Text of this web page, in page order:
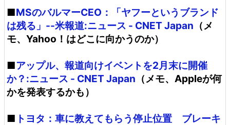
■MSのバルマーCEO：「ヤフーというブランド
は残る」--米報道:ニュース - CNET Japan （メ
モ、Yahoo！はどこに向かうのか）
■アップル、報道向けイベントを2月末に開催
か？:ニュース - CNET Japan （メモ、Appleが何
かを発表するかも）
■ トヨタ：車に教えてもらう停止位置 ブレーキ